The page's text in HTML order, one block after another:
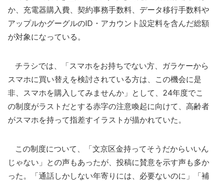
か、充電器購入費、契約事務手数料、データ移行手数料や
アップルかグーグルのID・アカウント設定料を含んだ総額
が対象になっている。
チラシでは、「スマホをお持ちでない方、ガラケーから
スマホに買い替えを検討されている方は、この機会に是
非、スマホを購入してみませんか」として、24年度でこ
の制度がラストだとする赤字の注意喚起に向けて、高齢者
がスマホを持って指差すイラストが描かれていた。
この制度について、「文京区金持ってそうだからいいん
じゃない」との声もあったが、投稿に賛意を示す声も多か
った。「通話しかしない年寄りには、必要ないのに」「補